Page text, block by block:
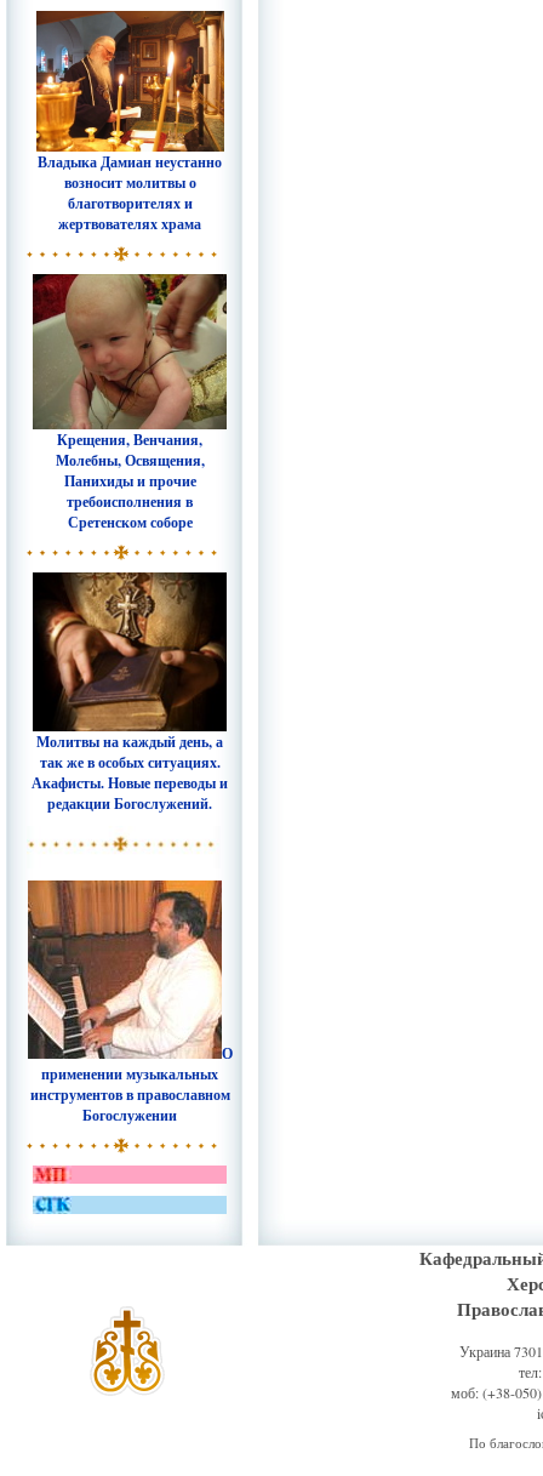
Владыка Дамиан неустанно
возносит молитвы о
благотворителях и
жертвователях храма
Крещения, Венчания,
Молебны, Освящения,
Панихиды и прочие
требоисполнения в
Сретенском соборе
Молитвы на каждый день, а
так же в особых ситуациях.
Акафисты. Новые переводы и
редакции Богослужений.
О
применении музыкальных
инструментов в православном
Богослужении
Украина
моб: (+38-
По